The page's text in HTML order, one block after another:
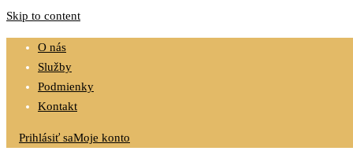
Skip to content
O nás
Služby
Podmienky
Kontakt
Prihlásiť saMoje konto